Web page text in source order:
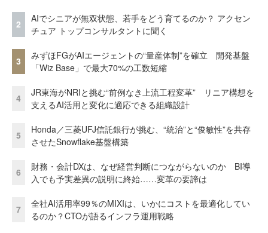
2
AIでシニアが無双状態、若手をどう育てるのか？ アクセン
チュア トップコンサルタントに聞く
3
みずほFGがAIエージェントの“量産体制”を確立 開発基盤
「Wiz Base」で最大70%の工数短縮
4
JR東海がNRIと挑む“前例なき上流工程変革” リニア構想を
支えるAI活用と変化に適応できる組織設計
5
Honda／三菱UFJ信託銀行が挑む、“統治”と“俊敏性”を共存
させたSnowflake基盤構築
6
財務・会計DXは、なぜ経営判断につながらないのか BI導
入でも予実差異の説明に終始……変革の要諦は
7
全社AI活用率99％のMIXIは、いかにコストを最適化してい
るのか？CTOが語るインフラ運用戦略